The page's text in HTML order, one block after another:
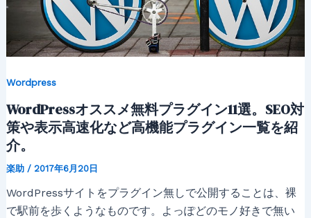
Wordpress
WordPressオススメ無料プラグイン11選。SEO対
策や表示高速化など高機能プラグイン一覧を紹
介。
楽助 / 2017年6月20日
WordPressサイトをプラグイン無しで公開することは、裸
で駅前を歩くようなものです。よっぽどのモノ好きで無い